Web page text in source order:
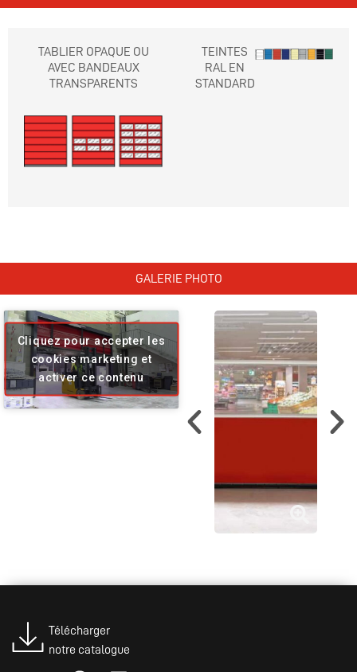
TABLIER OPAQUE OU
AVEC BANDEAUX
TRANSPARENTS
TEINTES
RAL EN
STANDARD
GALERIE PHOTO
Cliquez pour accepter les
cookies marketing et
activer ce contenu
Télécharger
notre catalogue